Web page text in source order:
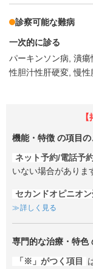
診察可能な難病
一次的に診る
パーキンソン病 潰瘍
性胆汁性肝硬変 慢性
機能・特徴 の項目の
ネット予約/電話予
いない場合がありま
セカンドオピニオ
詳しく見る
専門的な治療・特色
「※」がつく項目